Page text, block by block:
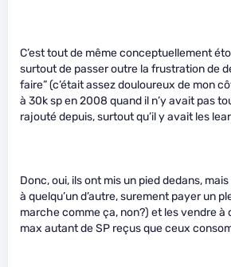
C’est tout de même conceptuellement
surtout de passer outre la frustration de
faire” (c’était assez douloureux de mon
à 30k sp en 2008 quand il n’y avait pas
rajouté depuis, surtout qu’il y avait les
Donc, oui, ils ont mis un pied dedans,
à quelqu’un d’autre, surement payer un
marche comme ça, non?) et les vendre à
max autant de SP reçus que ceux